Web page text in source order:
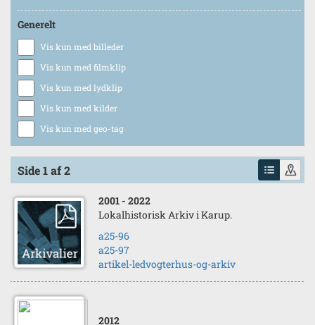
Generelt
Vis kun med billeder
Vis kun med filmklip
Vis kun med lydklip
Vis kun med kilder
Vis kun med geo-tag
Side 1 af 2
2001 - 2022
Lokalhistorisk Arkiv i Karup.
a25-96
a25-97
artikel-ledvogterhus-og-arkiv
2012